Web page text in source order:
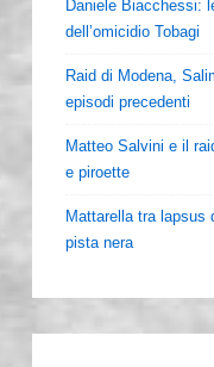
Daniele Biacchessi:
dell’omicidio Tobagi
Raid di Modena,
episodi precedenti
Matteo Salvini e il
e piroette
Mattarella tra lapsus
pista nera